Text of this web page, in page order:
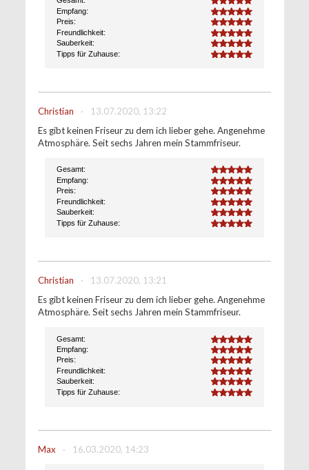
Empfang: 5.0
Preis: 5.0
Freundlichkeit: 5.0
Sauberkeit: 5.0
Tipps für Zuhause: 5.0
Christian ·
13.07.2020, 13:22
Es gibt keinen Friseur zu dem ich lieber gehe. Angenehme
Atmosphäre. Seit sechs Jahren mein Stammfriseur.
Gesamt: 5.0
Empfang: 5.0
Preis: 5.0
Freundlichkeit: 5.0
Sauberkeit: 5.0
Tipps für Zuhause: 5.0
Christian ·
13.07.2020, 13:21
Es gibt keinen Friseur zu dem ich lieber gehe. Angenehme
Atmosphäre. Seit sechs Jahren mein Stammfriseur.
Gesamt: 5.0
Empfang: 5.0
Preis: 5.0
Freundlichkeit: 5.0
Sauberkeit: 5.0
Tipps für Zuhause: 5.0
Max · 16.03.2020, 14:23